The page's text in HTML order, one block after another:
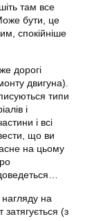
там все
бути, це
спокійніше
дорогі
двигуна).
типи
і
і всі
що ви
на цьому
на
(з